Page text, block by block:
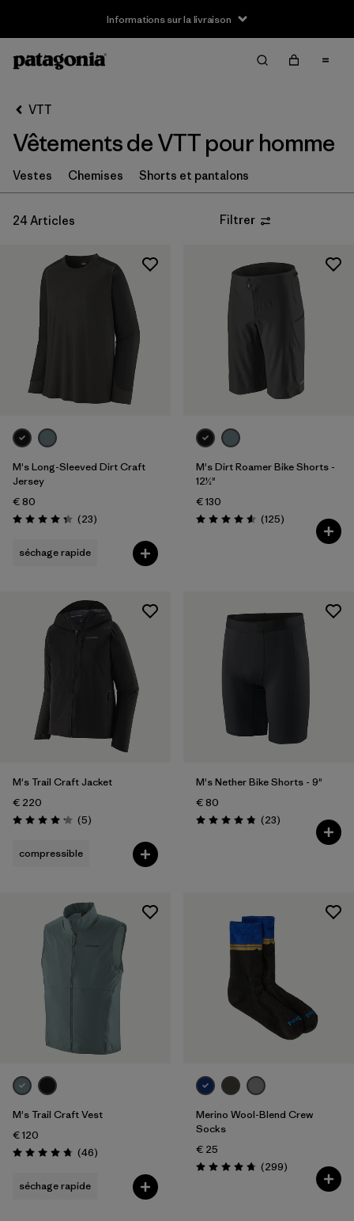
Informations sur la livraison
Filtrer par
Taille
S (18)
M (17)
XL
XXL
Taille Unique
28
Tout afficher (6)
Filtrer par
Genre
Filtrer par
Prix
Filtrer par
Coupe
Filtrer par
Filtrer par
Filtrer par
Temps
Filtrer par
Caractéristiques
VTT
Vêtements de VTT pour homme
Vestes Chemises Shorts et pantalons
24 Articles Filtrer
M's Long-Sleeved Dirt Craft
Jersey
€ 80
Évaluation: 4.3 / 5
(23Avis
)
séchage rapide
M's Dirt Roamer Bike Shorts -
12½"
€ 130
Évaluation: 4.6 / 5
(125Avis
)
M's Trail Craft Jacket
€ 220
Évaluation: 4.2 / 5
(5Avis
)
compressible
M's Nether Bike Shorts - 9"
€ 80
Évaluation: 4.8 / 5
(23Avis
)
M's Trail Craft Vest
€ 120
Évaluation: 4.7 / 5
(46Avis
)
séchage rapide
Merino Wool-Blend Crew
Socks
€ 25
Évaluation: 4.7 / 5
(299Avis
)